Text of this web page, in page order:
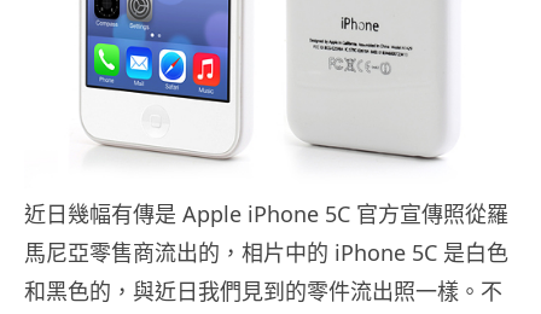
近日幾幅有傳是 Apple iPhone 5C 官方宣傳照從羅
馬尼亞零售商流出的，相片中的 iPhone 5C 是白色
和黑色的，與近日我們見到的零件流出照一樣。不